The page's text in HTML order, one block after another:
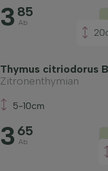
3 85
Ab
Thymus citriodorus
Zitronenthymian
5-10cm
3 65
Ab